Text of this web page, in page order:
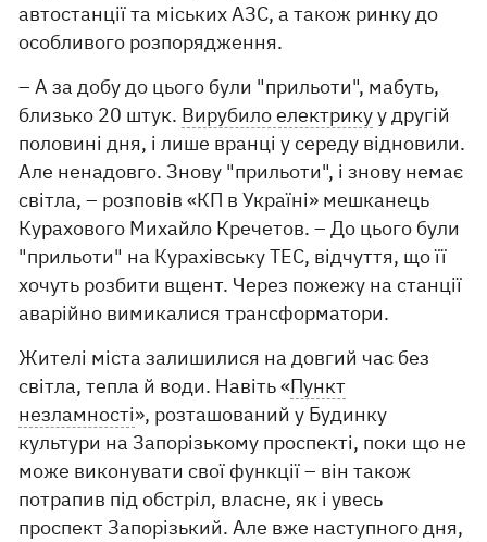
автостанції та міських АЗС, а також ринку до
особливого розпорядження.
– А за добу до цього були "прильоти", мабуть,
близько 20 штук. Вирубило електрикуу другій
половині дня, і лише вранці у середу відновили.
Але ненадовго. Знову "прильоти", і знову немає
світла, – розповів «КП в Україні» мешканець
Курахового Михайло Кречетов. – До цього були
"прильоти" на Курахівську ТЕС, відчуття, що її
хочуть розбити вщент. Через пожежу на станції
аварійно вимикалися трансформатори.
Жителі міста залишилися на довгий час без
світла, тепла й води. Навіть «Пункт
незламності», розташований у Будинку
культури на Запорізькому проспекті, поки що не
може виконувати свої функції – він також
потрапив під обстріл, власне, як і увесь
проспект Запорізький. Але вже наступного дня,